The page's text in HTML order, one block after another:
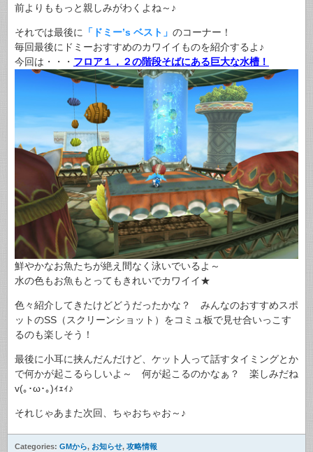
前よりももっと親しみがわくよね～♪
それでは最後に 「ドミー’s ベスト」 のコーナー！
毎回最後にドミーおすすめのカワイイものを紹介するよ♪
今回は・・・ フロア１，２の階段そばにある巨大な水槽！
鮮やかなお魚たちが絶え間なく泳いでいるよ～
水の色もお魚もとってもきれいでカワイイ★
色々紹介してきたけどどうだったかな？ みんなのおすすめスポ
ットのSS（スクリーンショット）をコミュ板で見せ合いっこす
るのも楽しそう！
最後に小耳に挟んだんだけど、ケット人って話すタイミングとか
で何かが起こるらしいよ～ 何が起こるのかなぁ？ 楽しみだね
v(｡･ω･｡)ｨｪｨ♪
それじゃあまた次回、ちゃおちゃお～♪
Categories: GMから, お知らせ, 攻略情報